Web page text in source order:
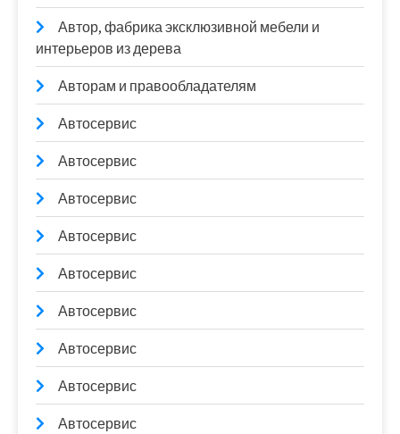
Автор, фабрика эксклюзивной мебели и
интерьеров из дерева
Авторам и правообладателям
Автосервис
Автосервис
Автосервис
Автосервис
Автосервис
Автосервис
Автосервис
Автосервис
Автосервис